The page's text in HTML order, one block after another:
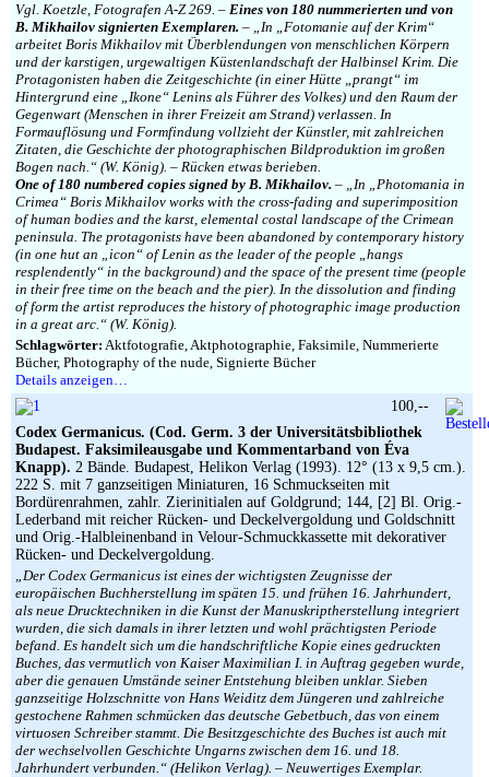
Vgl. Koetzle, Fotografen A-Z 269. – Eines von 180 nummerierten und von
B. Mikhailov signierten Exemplaren. – „In „Fotomanie auf der Krim“
arbeitet Boris Mikhailov mit Überblendungen von menschlichen Körpern
und der karstigen, urgewaltigen Küstenlandschaft der Halbinsel Krim. Die
Protagonisten haben die Zeitgeschichte (in einer Hütte „prangt“ im
Hintergrund eine „Ikone“ Lenins als Führer des Volkes) und den Raum der
Gegenwart (Menschen in ihrer Freizeit am Strand) verlassen. In
Formauflösung und Formfindung vollzieht der Künstler, mit zahlreichen
Zitaten, die Geschichte der photographischen Bildproduktion im großen
Bogen nach.“ (W. König). – Rücken etwas berieben.
One of 180 numbered copies signed by B. Mikhailov. – „In „Photomania in
Crimea“ Boris Mikhailov works with the cross-fading and superimposition
of human bodies and the karst, elemental costal landscape of the Crimean
peninsula. The protagonists have been abandoned by contemporary history
(in one hut an „icon“ of Lenin as the leader of the people „hangs
resplendently“ in the background) and the space of the present time (people
in their free time on the beach and the pier). In the dissolution and finding
of form the artist reproduces the history of photographic image production
in a great arc.“ (W. König).
Schlagwörter: Aktfotografie, Aktphotographie, Faksimile, Nummerierte
Bücher, Photography of the nude, Signierte Bücher
Details anzeigen…
Codex Germanicus. (Cod. Germ. 3 der Universitätsbibliothek
Budapest. Faksimileausgabe und Kommentarband von Éva
Knapp). 2 Bände. Budapest, Helikon Verlag (1993). 12° (13 x 9,5 cm.).
222 S. mit 7 ganzseitigen Miniaturen, 16 Schmuckseiten mit
Bordürenrahmen, zahlr. Zierinitialen auf Goldgrund; 144, [2] Bl. Orig.-
Lederband mit reicher Rücken- und Deckelvergoldung und Goldschnitt
und Orig.-Halbleinenband in Velour-Schmuckkassette mit dekorativer
Rücken- und Deckelvergoldung.
„Der Codex Germanicus ist eines der wichtigsten Zeugnisse der
europäischen Buchherstellung im späten 15. und frühen 16. Jahrhundert,
als neue Drucktechniken in die Kunst der Manuskriptherstellung integriert
wurden, die sich damals in ihrer letzten und wohl prächtigsten Periode
befand. Es handelt sich um die handschriftliche Kopie eines gedruckten
Buches, das vermutlich von Kaiser Maximilian I. in Auftrag gegeben wurde,
aber die genauen Umstände seiner Entstehung bleiben unklar. Sieben
ganzseitige Holzschnitte von Hans Weiditz dem Jüngeren und zahlreiche
gestochene Rahmen schmücken das deutsche Gebetbuch, das von einem
virtuosen Schreiber stammt. Die Besitzgeschichte des Buches ist auch mit
der wechselvollen Geschichte Ungarns zwischen dem 16. und 18.
Jahrhundert verbunden.“ (Helikon Verlag). – Neuwertiges Exemplar.
100,--